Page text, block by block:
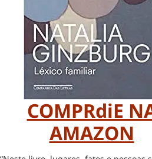
COMPRdiE
AMAZON